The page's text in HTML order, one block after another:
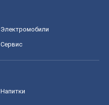
Электромобили
Сервис
Напитки